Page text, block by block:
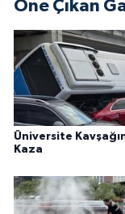
Öne Çıkan
Üniversite
Kaza